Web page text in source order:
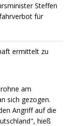
Steffen
für
ermittelt zu
am
sich gezogen.
Angriff auf die
hieß